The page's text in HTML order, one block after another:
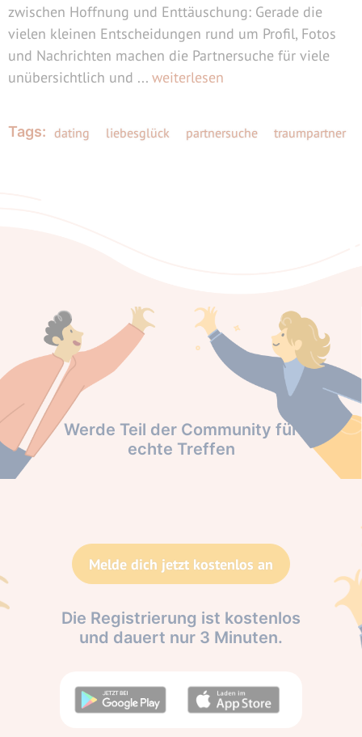
zwischen Hoffnung und Enttäuschung: Gerade die
vielen kleinen Entscheidungen rund um Profil, Fotos
und Nachrichten machen die Partnersuche für viele
unübersichtlich und ... weiterlesen
Tags: dating liebesglück partnersuche traumpartner
Werde Teil der Community für
echte Treffen
Melde dich jetzt kostenlos an
Die Registrierung ist kostenlos
und dauert nur 3 Minuten.